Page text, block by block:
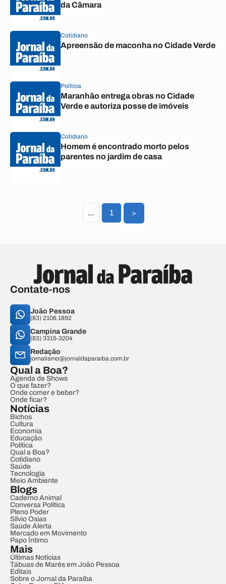
da Câmara
Cotidiano
Apreensão de maconha no Cidade Verde
Política
Maranhão entrega obras no Cidade
Verde e autoriza posse de imóveis
Cotidiano
Homem é encontrado morto pelos
parentes no jardim de casa
... 1 >
Contate-nos
João Pessoa
(83) 2106.1892
Campina Grande
(83) 3315-3204
Redação
jornalismo@jornaldaparaiba.com.br
Qual a Boa?
Agenda de Shows
O que fazer?
Onde comer e beber?
Onde ficar?
Notícias
Bichos
Cultura
Economia
Educação
Política
Qual a Boa?
Cotidiano
Saúde
Tecnologia
Meio Ambiente
Blogs
Caderno Animal
Conversa Política
Pleno Poder
Sílvio Osias
Saúde Alerta
Mercado em Movimento
Papo Íntimo
Mais
Últimas Notícias
Tábuas de Marés em João Pessoa
Editais
Sobre o Jornal da Paraíba